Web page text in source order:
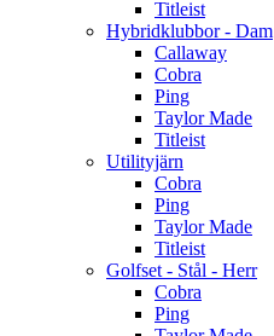
Titleist
Hybridklubbor - Dam
Callaway
Cobra
Ping
Taylor Made
Titleist
Utilityjärn
Cobra
Ping
Taylor Made
Titleist
Golfset - Stål - Herr
Cobra
Ping